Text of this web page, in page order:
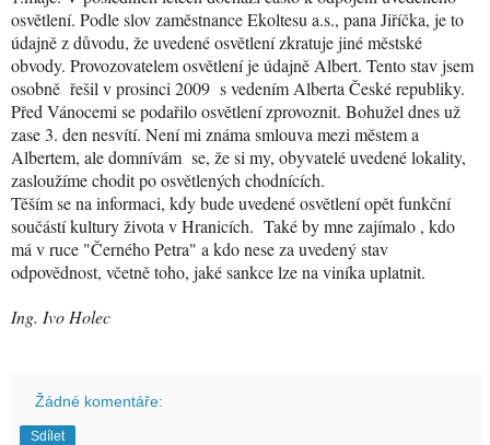
osvětlení. Podle slov zaměstnance Ekoltesu a.s., pana Jiříčka, je to
údajně z důvodu, že uvedené osvětlení zkratuje jiné městské
obvody. Provozovatelem osvětlení je údajně Albert. Tento stav jsem
osobně řešil v prosinci 2009 s vedením Alberta České republiky.
Před Vánocemi se podařilo osvětlení zprovoznit. Bohužel dnes už
zase 3. den nesvítí. Není mi známa smlouva mezi městem a
Albertem, ale domnívám se, že si my, obyvatelé uvedené lokality,
zasloužíme chodit po osvětlených chodnících.
Těším se na informaci, kdy bude uvedené osvětlení opět funkční
součástí kultury života v Hranicích. Také by mne zajímalo , kdo
má v ruce "Černého Petra" a kdo nese za uvedený stav
odpovědnost, včetně toho, jaké sankce lze na viníka uplatnit.
Ing. Ivo Holec
Žádné komentáře:
Sdílet